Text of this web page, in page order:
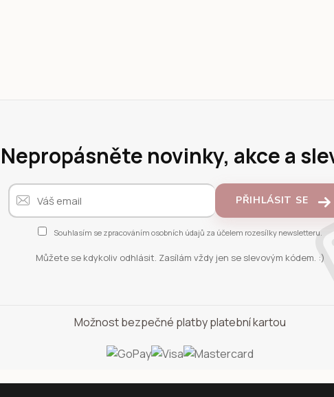
Nepropásněte novinky, akce a
PŘIHLÁSIT SE
Souhlasím se zpracováním osobních údajů za účelem rozesílky newsletteru.
Můžete se kdykoliv odhlásit. Zasílám vždy jen se slevovým kódem. :)
Možnost bezpečné platby platební kartou